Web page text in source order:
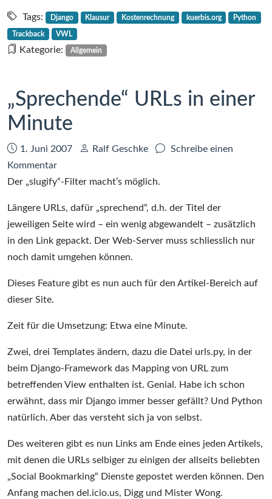
Tags: Django Klausur Kostenrechnung kuerbis.org Python
Trackback VWL
Kategorie: Allgemein
„Sprechende“ URLs in einer
Minute
Datum:
1. Juni 2007 Autor:
Ralf Geschke
Schreibe einen
Kommentarzu
„Sprechende“
in
einer
Minute
Der „slugify“-Filter macht’s möglich.
Längere URLs, dafür „sprechend“, d.h. der Titel der
jeweiligen Seite wird – ein wenig abgewandelt – zusätzlich
in den Link gepackt. Der Web-Server muss schliesslich nur
noch damit umgehen können.
Dieses Feature gibt es nun auch für den Artikel-Bereich auf
dieser Site.
Zeit für die Umsetzung: Etwa eine Minute.
Zwei, drei Templates ändern, dazu die Datei urls.py, in der
beim Django-Framework das Mapping von URL zum
betreffenden View enthalten ist. Genial. Habe ich schon
erwähnt, dass mir Django immer besser gefällt? Und Python
natürlich. Aber das versteht sich ja von selbst.
Des weiteren gibt es nun Links am Ende eines jeden Artikels,
mit denen die URLs selbiger zu einigen der allseits beliebten
„Social Bookmarking“ Dienste gepostet werden können. Den
Anfang machen del.icio.us, Digg und Mister Wong.